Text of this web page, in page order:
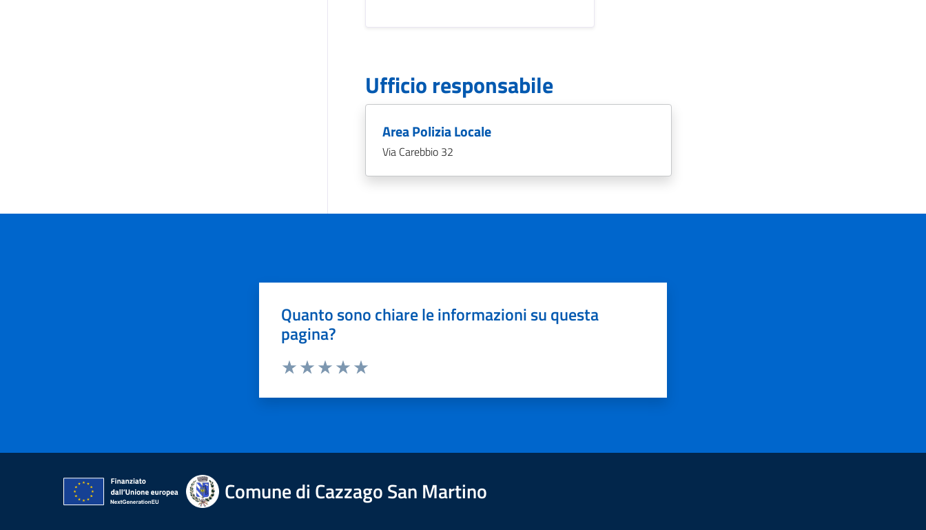
Ufficio responsabile
Area Polizia Locale
Via Carebbio 32
Quanto sono chiare le informazioni su questa
pagina?
Comune di Cazzago San Martino